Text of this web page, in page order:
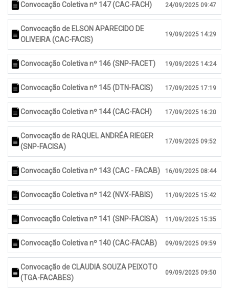
Convocação Coletiva nº 147 (CAC-FACH) 24/09/2025 09:47
Convocação de ELSON APARECIDO DE
OLIVEIRA (CAC-FACIS)
19/09/2025 14:29
Convocação Coletiva nº 146 (SNP-FACET) 19/09/2025 14:24
Convocação Coletiva nº 145 (DTN-FACIS) 17/09/2025 17:19
Convocação Coletiva nº 144 (CAC-FACH) 17/09/2025 16:20
Convocação de RAQUEL ANDRÉA RIEGER
(SNP-FACISA)
17/09/2025 09:52
Convocação Coletiva nº 143 (CAC - FACAB) 16/09/2025 08:44
Convocação Coletiva nº 142 (NVX-FABIS) 11/09/2025 15:42
Convocação Coletiva nº 141 (SNP-FACISA) 11/09/2025 15:35
Convocação Coletiva nº 140 (CAC-FACAB) 09/09/2025 09:59
Convocação de CLAUDIA SOUZA PEIXOTO
(TGA-FACABES)
09/09/2025 09:50